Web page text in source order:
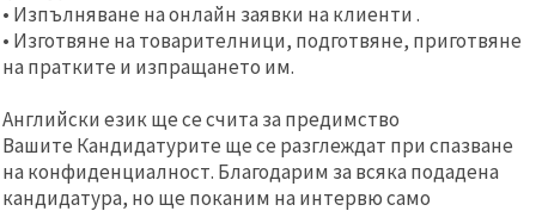
Приеми
всички
Настройки
на
бисквитките
• Изпълняване на онлайн заявки на клиенти .
• Изготвяне на товарителници, подготвяне, приготвяне
на пратките и изпращането им.
Английски език ще се счита за предимство
Вашите Кандидатурите ще се разглеждат при спазване
на конфиденциалност. Благодарим за всяка подадена
кандидатура, но ще поканим на интервю само